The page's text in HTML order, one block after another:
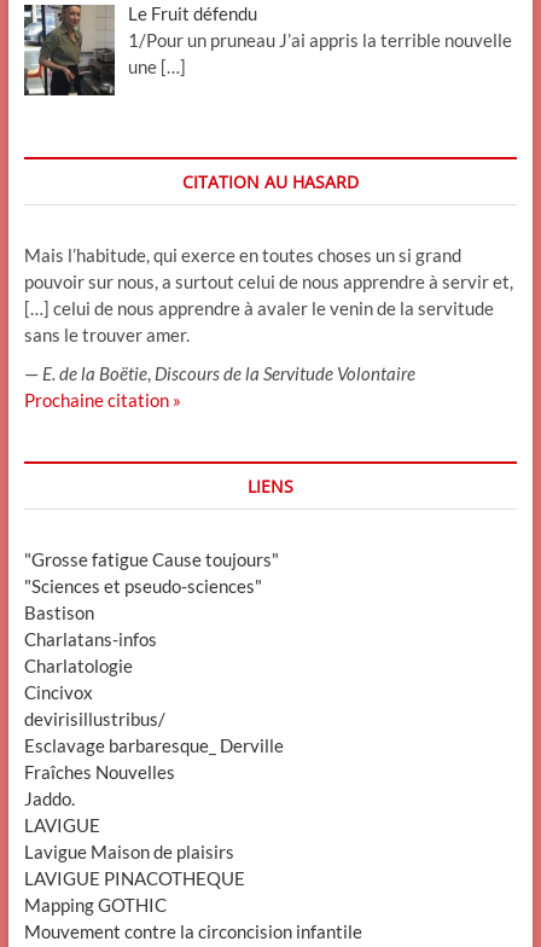
Le Fruit défendu
1/Pour un pruneau J’ai appris la terrible nouvelle
une […]
CITATION AU HASARD
Mais l’habitude, qui exerce en toutes choses un si grand
pouvoir sur nous, a surtout celui de nous apprendre à servir et,
[…] celui de nous apprendre à avaler le venin de la servitude
sans le trouver amer.
— E. de la Boëtie, Discours de la Servitude Volontaire
Prochaine citation »
LIENS
"Grosse fatigue Cause toujours"
"Sciences et pseudo-sciences"
Bastison
Charlatans-infos
Charlatologie
Cincivox
devirisillustribus/
Esclavage barbaresque_ Derville
Fraîches Nouvelles
Jaddo.
LAVIGUE
Lavigue Maison de plaisirs
LAVIGUE PINACOTHEQUE
Mapping GOTHIC
Mouvement contre la circoncision infantile